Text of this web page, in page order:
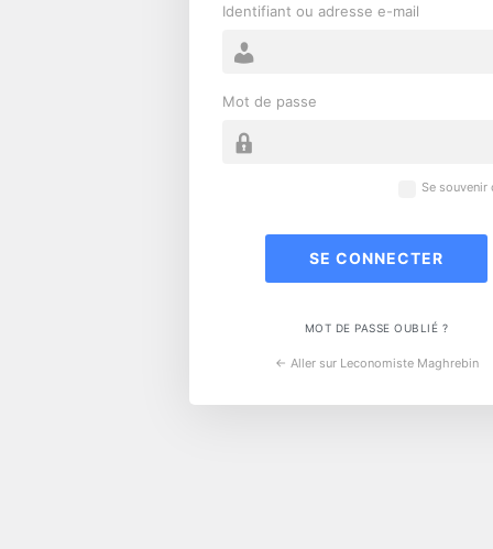
Identifiant ou adresse e-mail
Mot de passe
Se souvenir
MOT DE PASSE OUBLIÉ ?
← Aller sur Leconomiste Maghrebin